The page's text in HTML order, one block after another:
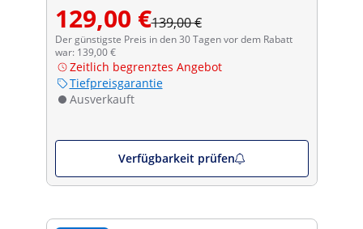
129,00 €139,00 €
Der günstigste Preis in den 30 Tagen vor dem Rabatt
war: 139,00 €
Zeitlich begrenztes Angebot
Tiefpreisgarantie
Ausverkauft
Verfügbarkeit prüfen